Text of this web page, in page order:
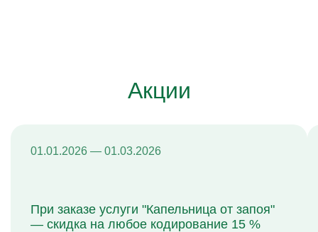
Акции
01.01.2026 — 01.03.2026
При заказе услуги "Капельница от запоя"
— скидка на любое кодирование 15 %